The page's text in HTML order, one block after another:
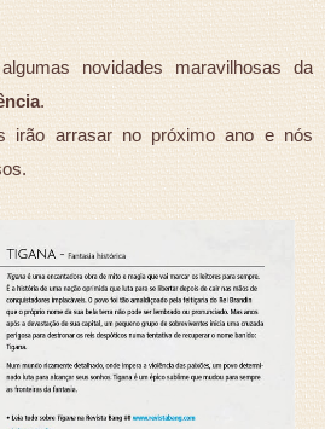
novidades maravilhosas da
.
irão arrasar no próximo ano e nós